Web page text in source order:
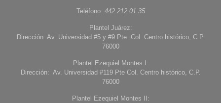
Teléfono: 442 212 01 35
Plantel Juárez:
Dirección: Av. Universidad #5 y #9 Pte. Col. Centro histórico, C.P.
76000
Plantel Ezequiel Montes I:
Dirección: Av. Universidad #119 Pte Col. Centro histórico, C.P.
76000
Plantel Ezequiel Montes II: